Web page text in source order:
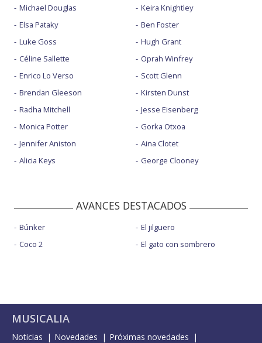
Michael Douglas
Elsa Pataky
Luke Goss
Céline Sallette
Enrico Lo Verso
Brendan Gleeson
Radha Mitchell
Monica Potter
Jennifer Aniston
Alicia Keys
Keira Knightley
Ben Foster
Hugh Grant
Oprah Winfrey
Scott Glenn
Kirsten Dunst
Jesse Eisenberg
Gorka Otxoa
Aina Clotet
George Clooney
AVANCES DESTACADOS
Búnker
Coco 2
El jilguero
El gato con sombrero
MUSICALIA
Noticias Novedades
Próximas novedades